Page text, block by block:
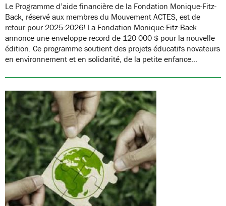
Le Programme d’aide financière de la Fondation Monique-Fitz-
Back, réservé aux membres du Mouvement ACTES, est de
retour pour 2025-2026! La Fondation Monique-Fitz-Back
annonce une enveloppe record de 120 000 $ pour la nouvelle
édition. Ce programme soutient des projets éducatifs novateurs
en environnement et en solidarité, de la petite enfance…